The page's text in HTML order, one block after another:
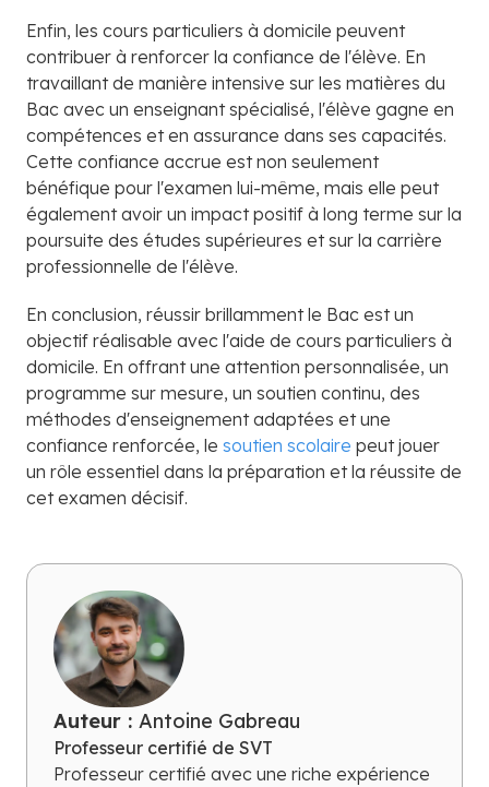
Enfin, les cours particuliers à domicile peuvent
contribuer à renforcer la confiance de l'élève. En
travaillant de manière intensive sur les matières du
Bac avec un enseignant spécialisé, l'élève gagne en
compétences et en assurance dans ses capacités.
Cette confiance accrue est non seulement
bénéfique pour l'examen lui-même, mais elle peut
également avoir un impact positif à long terme sur la
poursuite des études supérieures et sur la carrière
professionnelle de l'élève.
En conclusion, réussir brillamment le Bac est un
objectif réalisable avec l'aide de cours particuliers à
domicile. En offrant une attention personnalisée, un
programme sur mesure, un soutien continu, des
méthodes d'enseignement adaptées et une
confiance renforcée, le soutien scolaire peut jouer
un rôle essentiel dans la préparation et la réussite de
cet examen décisif.
Auteur : Antoine Gabreau
Professeur certifié de SVT
Professeur certifié avec une riche expérience